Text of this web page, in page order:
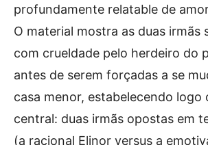
profundamente relatable de
O material mostra as duas irmãs
com crueldade pelo herdeiro do
antes de serem forçadas a se
casa menor, estabelecendo logo
central: duas irmãs opostas em
(a racional Elinor versus a